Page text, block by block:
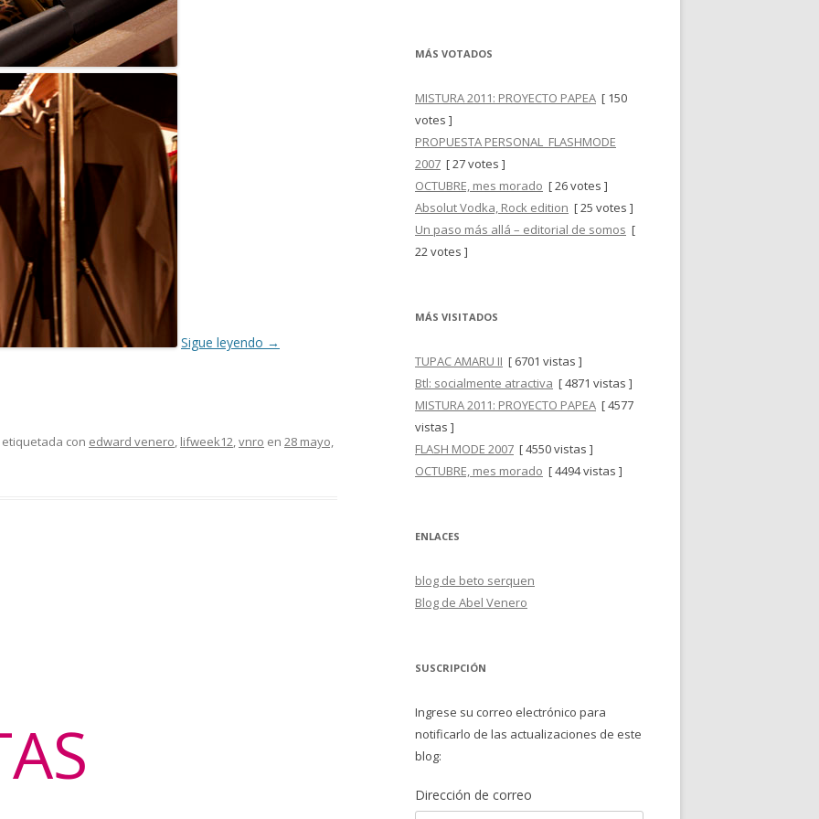
Sigue leyendo →
con edward venero, lifweek12,vnro en 28 mayo,
MÁS VOTADOS
MISTURA 2011: PROYECTO PAPEA [ 150
votes ]
PROPUESTA PERSONAL_FLASHMODE
2007 [ 27 votes ]
OCTUBRE, mes morado [ 26 votes ]
Absolut Vodka, Rock edition [ 25 votes ]
Un paso más allá – editorial de somos [
22 votes ]
MÁS VISITADOS
TUPAC AMARU II [ 6701 vistas ]
Btl: socialmente atractiva [ 4871 vistas ]
MISTURA 2011: PROYECTO PAPEA [ 4577
vistas ]
FLASH MODE 2007 [ 4550 vistas ]
OCTUBRE, mes morado [ 4494 vistas ]
ENLACES
blog de beto serquen
Blog de Abel Venero
SUSCRIPCIÓN
Ingrese su correo electrónico para
notificarlo de las actualizaciones de este
blog:
Dirección de correo